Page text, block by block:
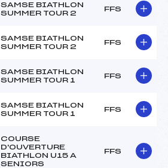
SAMSE BIATHLON
SUMMER TOUR 2
FFS
SAMSE BIATHLON
SUMMER TOUR 2
FFS
SAMSE BIATHLON
SUMMER TOUR 1
FFS
SAMSE BIATHLON
SUMMER TOUR 1
FFS
COURSE
D'OUVERTURE
BIATHLON U15 A
SENIORS
FFS